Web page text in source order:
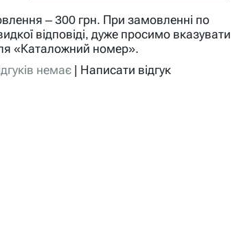
– 300 грн. При замовленні по
відповіді, дуже просимо вказувати
«Каталожний номер».
немає | Написати відгук